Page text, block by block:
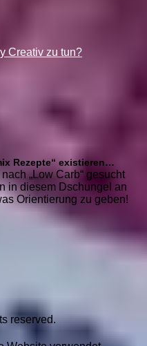
Creativ zu tun?
Rezepte“ existieren…
„Low Carb“ gesucht
in diesem Dschungel an
Orientierung zu geben!
reserved.